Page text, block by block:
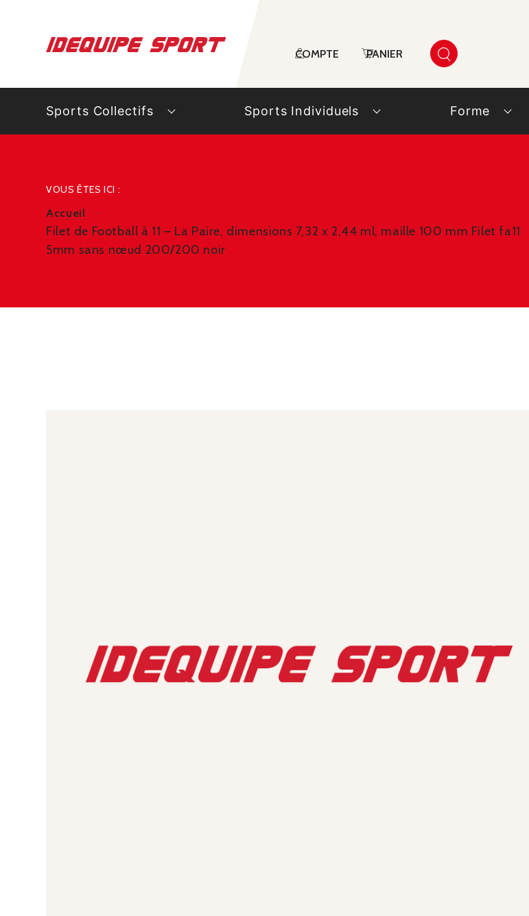
COMPTE PANIER
Sports Collectifs Sports Individuels Forme
VOUS ÊTES ICI :
Accueil
Filet de Football à 11 – La Paire, dimensions 7,32 x 2,44 ml, maille 100 mm Filet fa11
5mm sans nœud 200/200 noir